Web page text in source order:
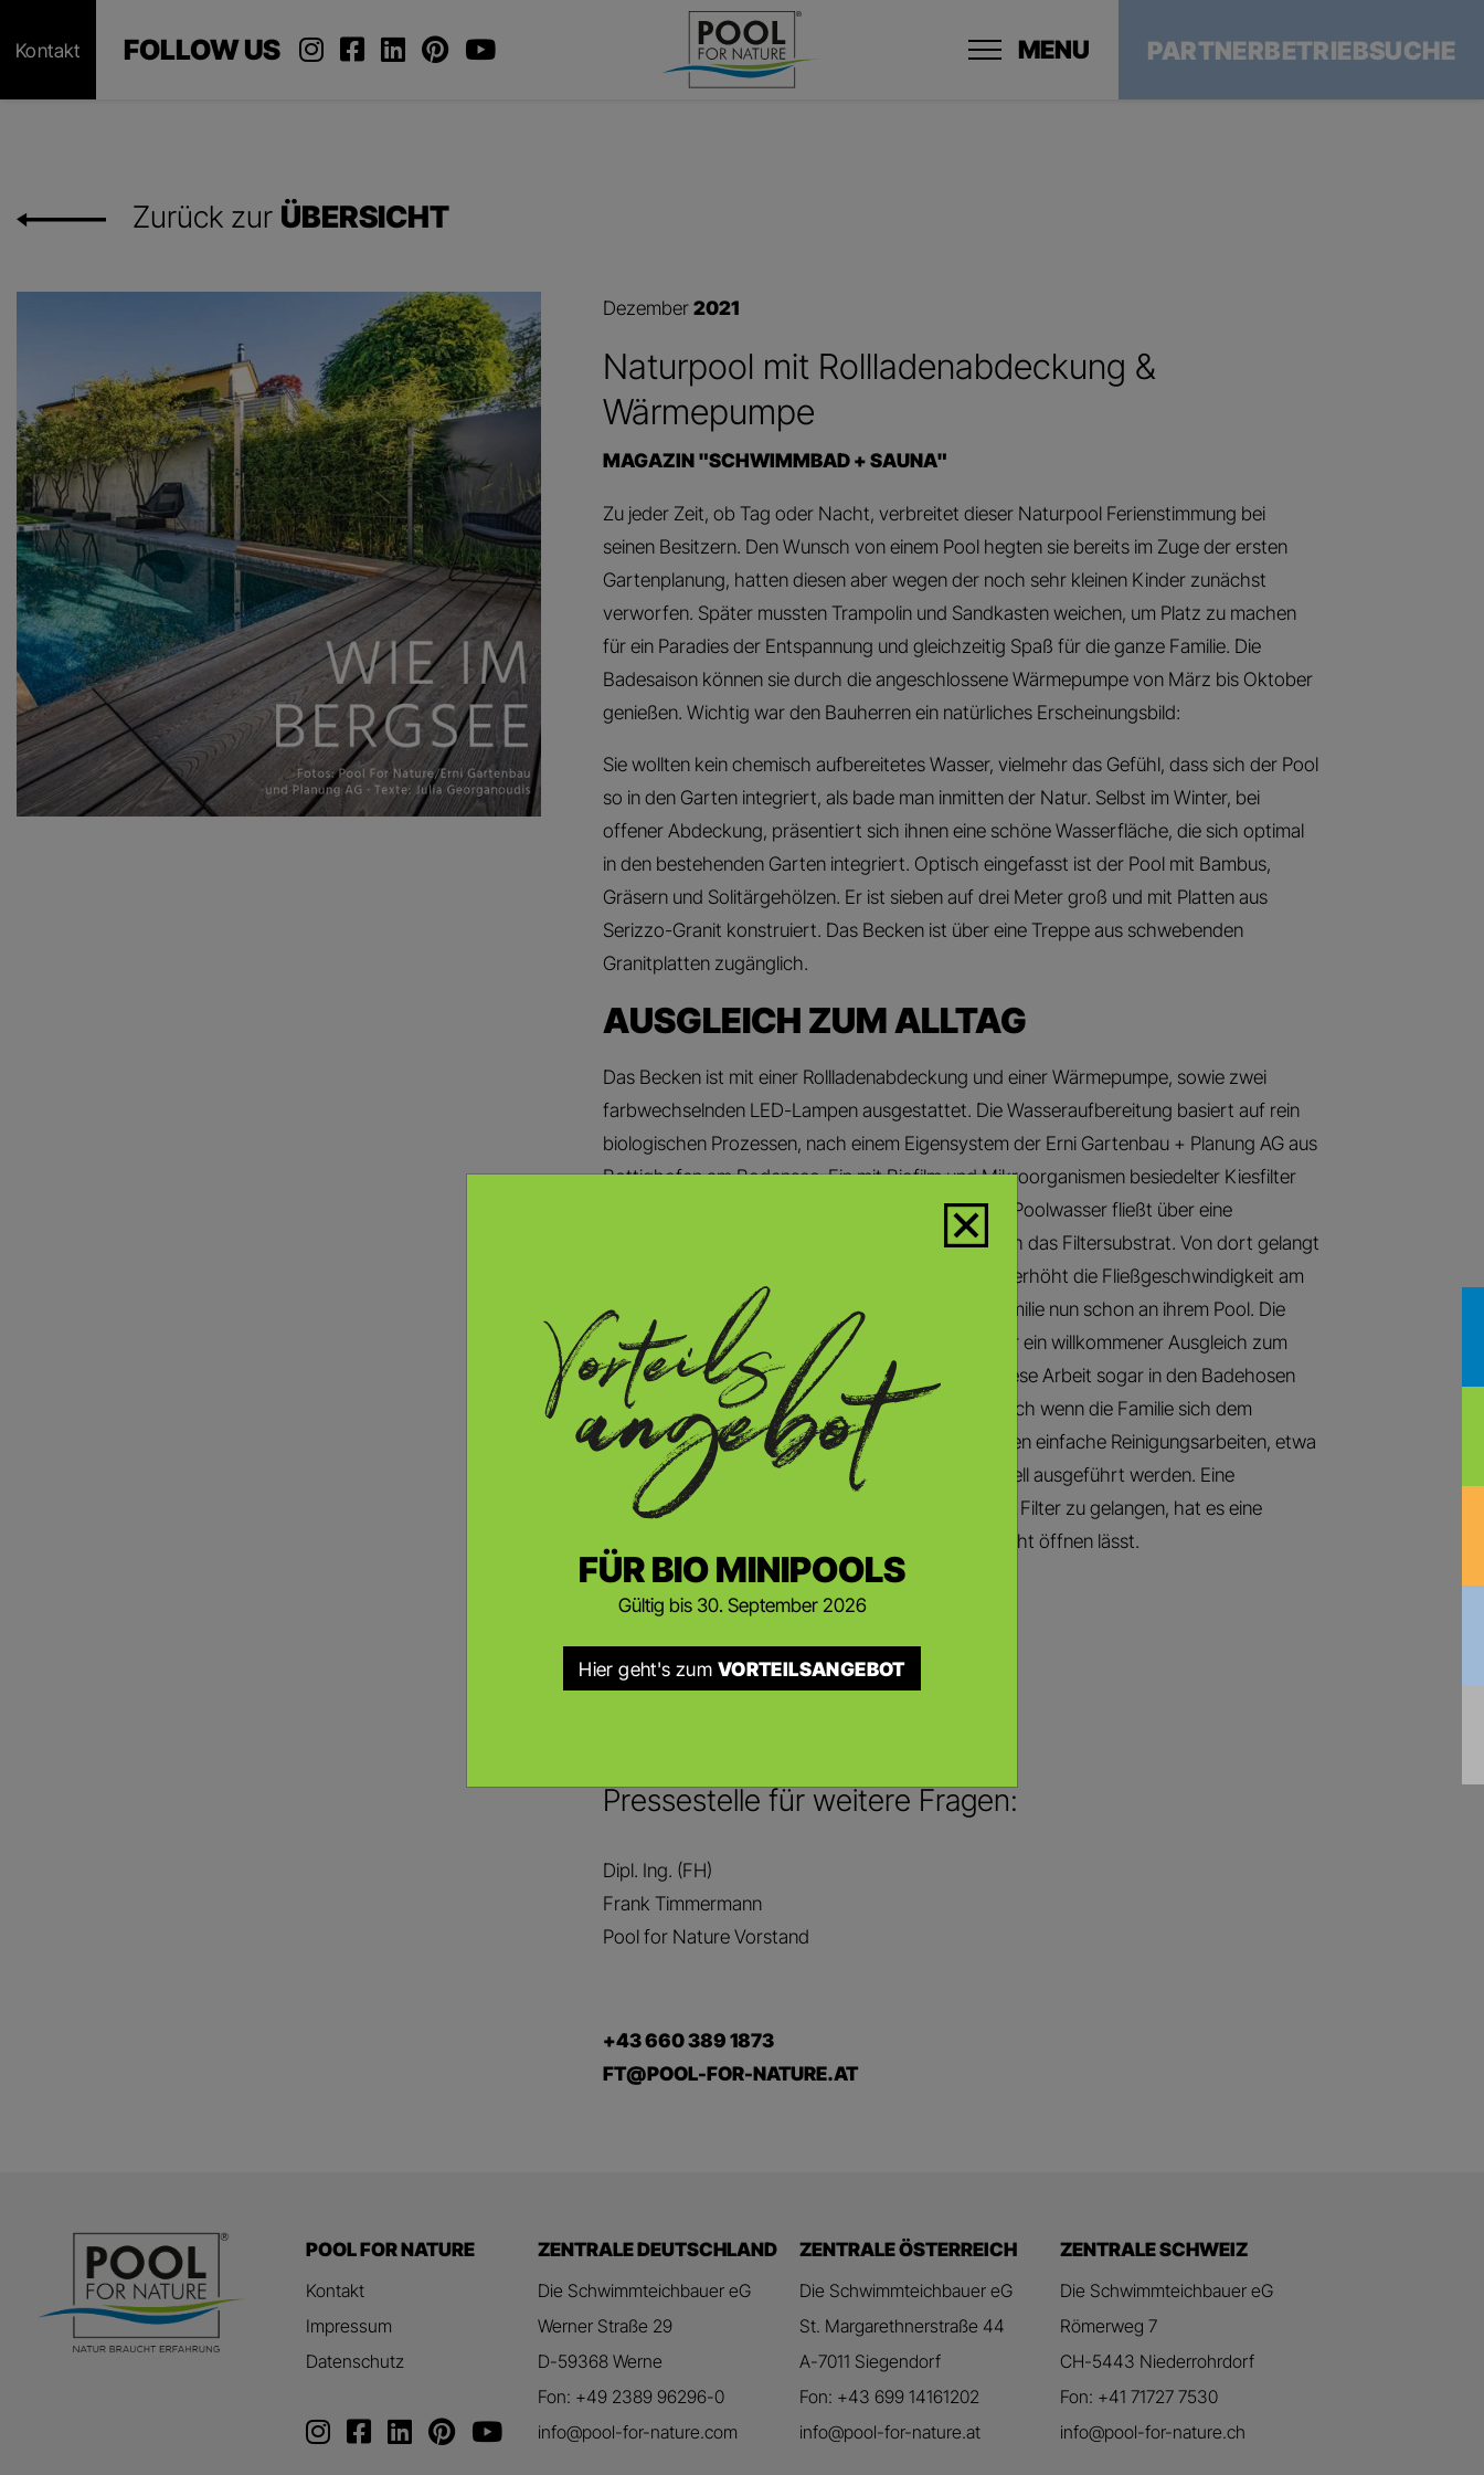
FÜR BIO MINIPOOLS
Gültig bis 30. September 2026
Hier geht's zum VORTEILSANGEBOT
Zurück zur ÜBERSICHT
Dezember2021
Naturpool mit Rollladenabdeckung &
Wärmepumpe
MAGAZIN "SCHWIMMBAD + SAUNA"
Zu jeder Zeit, ob Tag oder Nacht, verbreitet dieser Naturpool Ferienstimmung bei
seinen Besitzern. Den Wunsch von einem Pool hegten sie bereits im Zuge der ersten
Gartenplanung, hatten diesen aber wegen der noch sehr kleinen Kinder zunächst
verworfen. Später mussten Trampolin und Sandkasten weichen, um Platz zu machen
für ein Paradies der Entspannung und gleichzeitig Spaß für die ganze Familie. Die
Badesaison können sie durch die angeschlossene Wärmepumpe von März bis Oktober
genießen. Wichtig war den Bauherren ein natürliches Erscheinungsbild:
Sie wollten kein chemisch aufbereitetes Wasser, vielmehr das Gefühl, dass sich der Pool
so in den Garten integriert, als bade man inmitten der Natur. Selbst im Winter, bei
offener Abdeckung, präsentiert sich ihnen eine schöne Wasserfläche, die sich optimal
in den bestehenden Garten integriert. Optisch eingefasst ist der Pool mit Bambus,
Gräsern und Solitärgehölzen. Er ist sieben auf drei Meter groß und mit Platten aus
Serizzo-Granit konstruiert. Das Becken ist über eine Treppe aus schwebenden
Granitplatten zugänglich.
AUSGLEICH ZUM ALLTAG
Das Becken ist mit einer Rollladenabdeckung und einer Wärmepumpe, sowie zwei
farbwechselnden LED-Lampen ausgestattet. Die Wasseraufbereitung basiert auf rein
biologischen Prozessen, nach einem Eigensystem der Erni Gartenbau + Planung AG aus
Bottighofen am Bodensee. Ein mit Biofilm und Mikroorganismen besiedelter Kiesfilter
übernimmt die Reinigung, ganz ohne Chemie. Das Poolwasser fließt über eine
amphibiengängige Skimmerwehr in den Filter durch das Filtersubstrat. Von dort gelangt
es zurück in den Pool. Eine zweite Pumpe im Filter erhöht die Fließgeschwindigkeit am
Filtersubstrat. Bereits seit 2019 erfreut sich die Familie nun schon an ihrem Pool. Die
Pflege sei für sie nicht wirklich Arbeit, sondern eher ein willkommener Ausgleich zum
Alltag. „Und während der Sommermonate kann diese Arbeit sogar in den Badehosen
ausgeführt werden“, freuen sich die Bauherren. Auch wenn die Familie sich dem
Badespaß im erfrischenden Wasser hingibt, könnten einfache Reinigungsarbeiten, etwa
das Reinigen der Wasserlinie, problemlos und schnell ausgeführt werden. Eine
Besonderheit ist das Holzdeck: Um einfach an den Filter zu gelangen, hat es eine
Konstruktion, die sich dank Gasfedern spielend leicht öffnen lässt.
Pressestelle für weitere Fragen:
Dipl. Ing. (FH)
Frank Timmermann
Pool for Nature Vorstand
+43 660 389 1873
FT@POOL-FOR-NATURE.AT
POOL FOR NATURE
Kontakt
Impressum
Datenschutz
ZENTRALE DEUTSCHLAND
Die Schwimmteichbauer eG
Werner Straße 29
D-59368 Werne
Fon: +49 2389 96296-0
info@pool-for-nature.com
ZENTRALE ÖSTERREICH
Die Schwimmteichbauer eG
St. Margarethnerstraße 44
A-7011 Siegendorf
Fon: +43 699 14161202
info@pool-for-nature.at
ZENTRALE SCHWEIZ
Die Schwimmteichbauer eG
Römerweg 7
CH-5443 Niederrohrdorf
Fon: +41 71727 7530
info@pool-for-nature.ch
Kontakt FOLLOW US MENU PARTNERBETRIEBSUCHE